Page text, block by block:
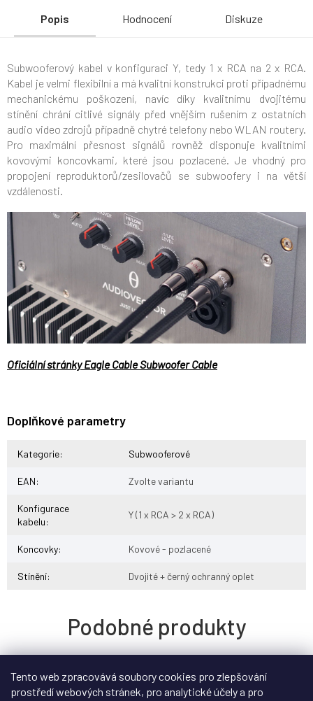
Tento web zpracovává soubory cookies pro zlepšování
prostředí webových stránek, pro analytické účely a pro
Popis Hodnocení Diskuze
Subwooferový kabel v konfiguraci Y, tedy 1 x RCA na 2 x RCA.
Kabel je velmi flexibilní a má kvalitní konstrukci proti případnému
mechanickému poškození, navíc díky kvalitnímu dvojitému
stínění chrání citlivé signály před vnějším rušením z ostatních
audio video zdrojů případně chytré telefony nebo WLAN routery.
Pro maximální přesnost signálů rovněž disponuje kvalitními
kovovými koncovkami, které jsou pozlacené. Je vhodný pro
propojení reproduktorů/zesilovačů se subwoofery i na větší
vzdálenosti.
Oficiální stránky Eagle Cable Subwoofer Cable
Doplňkové parametry
Kategorie: Subwooferové
EAN: Zvolte variantu
Konfigurace
kabelu:
Y (1 x RCA > 2 x RCA)
Koncovky: Kovové - pozlacené
Stínění: Dvojité + černý ochranný oplet